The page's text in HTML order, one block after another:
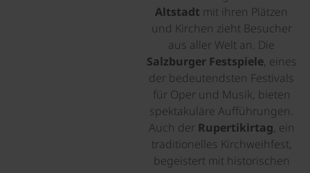
Altstadt mit ihren Plätzen
und Kirchen zieht Besucher
aus aller Welt an. Die
Salzburger Festspiele, eines
der bedeutendsten Festivals
für Oper und Musik, bieten
spektakuläre Aufführungen.
Auch der Rupertikirtag, ein
traditionelles Kirchweihfest,
begeistert mit historischen